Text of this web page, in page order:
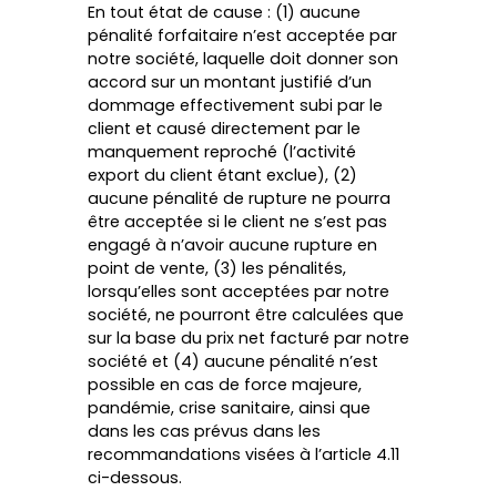
En tout état de cause : (1) aucune
pénalité forfaitaire n’est acceptée par
notre société, laquelle doit donner son
accord sur un montant justifié d’un
dommage effectivement subi par le
client et causé directement par le
manquement reproché (l’activité
export du client étant exclue), (2)
aucune pénalité de rupture ne pourra
être acceptée si le client ne s’est pas
engagé à n’avoir aucune rupture en
point de vente, (3) les pénalités,
lorsqu’elles sont acceptées par notre
société, ne pourront être calculées que
sur la base du prix net facturé par notre
société et (4) aucune pénalité n’est
possible en cas de force majeure,
pandémie, crise sanitaire, ainsi que
dans les cas prévus dans les
recommandations visées à l’article 4.11
ci-dessous.